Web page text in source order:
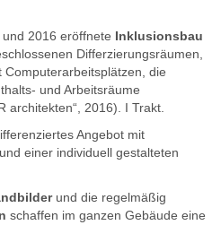
2016 eröffnete Inklusionsbau
Differzierungsräumen,
die
und Arbeitsräume
architekten“, 2016). I Trakt.
Angebot mit
einer individuell gestalteten
und die regelmäßig
schaffen im ganzen Gebäude eine